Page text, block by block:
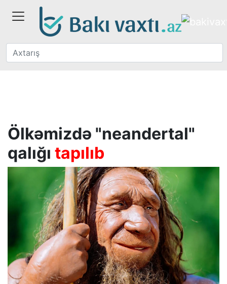
Ölkəmizdə "neandertal"
qalığı tapılıb